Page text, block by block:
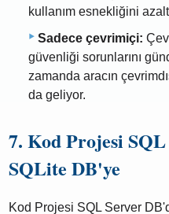
kullanım esnekliğini
Sadece çevrimiçi:
güvenliği sorunlarını
zamanda aracın
da geliyor.
7. Kod Projesi
SQLite DB'ye
Kod Projesi SQL Server